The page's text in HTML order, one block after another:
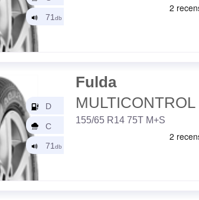
Fulda
MULTICONTROL
155/65 R14 75T M+S